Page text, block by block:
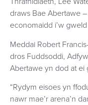
draws Bae Abertawe
economaidd i’w
Meddai Robert
dros Fuddsoddi,
Abertawe yn dod at ei
“Rydym eisoes yn
nawr mae’r arena’n